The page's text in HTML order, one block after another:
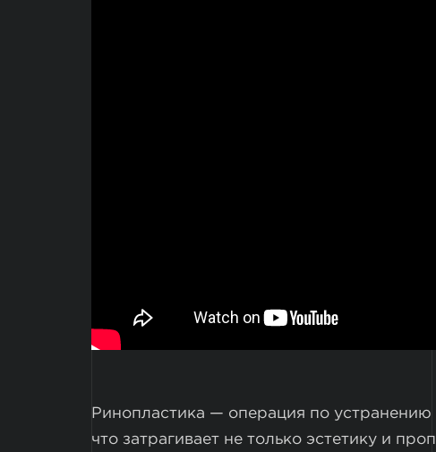
Ринопластика — операция по
что затрагивает не только эстетику и